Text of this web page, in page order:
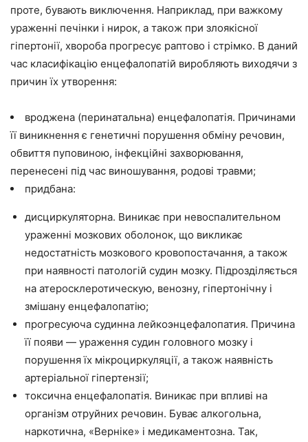
проте, бувають виключення. Наприклад, при важкому
ураженні печінки і нирок, а також при злоякісної
гіпертонії, хвороба прогресує раптово і стрімко. В даний
час класифікацію енцефалопатій виробляють виходячи з
причин їх утворення:
вроджена (перинатальна) енцефалопатія. Причинами
її виникнення є генетичні порушення обміну речовин,
обвиття пуповиною, інфекційні захворювання,
перенесені під час виношування, родові травми;
придбана:
дисциркуляторна. Виникає при невоспалительном
ураженні мозкових оболонок, що викликає
недостатність мозкового кровопостачання, а також
при наявності патологій судин мозку. Підрозділяється
на атеросклеротическую, венозну, гіпертонічну і
змішану енцефалопатію;
прогресуюча судинна лейкоэнцефалопатия. Причина
її появи — ураження судин головного мозку і
порушення їх мікроциркуляції, а також наявність
артеріальної гіпертензії;
токсична енцефалопатія. Виникає при впливі на
організм отруйних речовин. Буває алкогольна,
наркотична, «Верніке» і медикаментозна. Так,